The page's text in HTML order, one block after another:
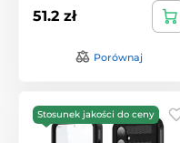
51.2 zł
Porównaj
Stosunek jakości do ceny